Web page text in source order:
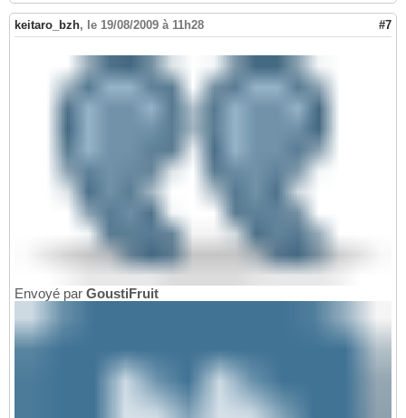
keitaro_bzh, le 19/08/2009 à 11h28 #7
Envoyé par GoustiFruit